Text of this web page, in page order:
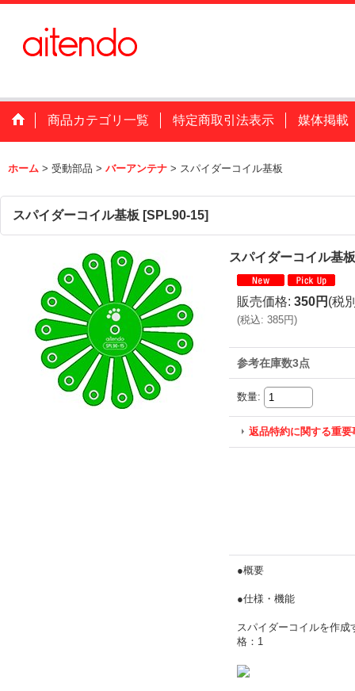
商品カテゴリ一覧 特定商取引法表示 媒体掲載
ホーム > 受動部品 > バーアンテナ > スパイダーコイル基板
スパイダーコイル基板 [SPL90-15]
スパイダーコイル基板
販売価格: 350円 (税
(税込: 385円)
参考在庫数3点
数量:
返品特約に関する重要
●概要
●仕様・機能
スパイダーコイルを作
格：1